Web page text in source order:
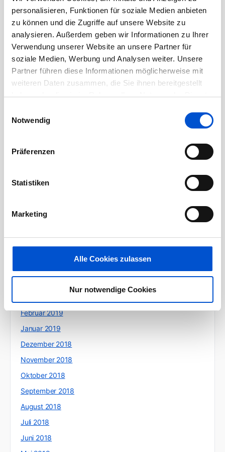
personalisieren, Funktionen für soziale Medien anbieten
zu können und die Zugriffe auf unsere Website zu
analysieren. Außerdem geben wir Informationen zu Ihrer
Verwendung unserer Website an unsere Partner für
soziale Medien, Werbung und Analysen weiter. Unsere
Partner führen diese Informationen möglicherweise mit
weiteren Daten zusammen, die Sie ihnen bereitgestellt
haben oder die sie im Rahmen Ihrer Nutzung der Dienste
Notwendig
Präferenzen
Statistiken
Marketing
Alle Cookies zulassen
Nur notwendige Cookies
September 2020
August 2020
Juli 2020
Juni 2020
Mai 2020
Februar 2020
Dezember 2019
Oktober 2019
August 2019
Februar 2019
Januar 2019
Dezember 2018
November 2018
Oktober 2018
September 2018
August 2018
Juli 2018
Juni 2018